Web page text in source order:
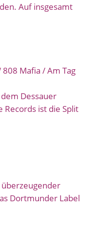
Auf insgesamt
Mafia / Am Tag
Dessauer
Records ist die Split
Dortmunder Label